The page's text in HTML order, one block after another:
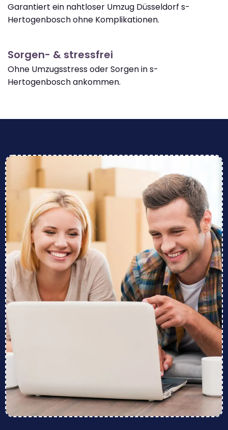
Garantiert ein nahtloser Umzug Düsseldorf s-
Hertogenbosch ohne Komplikationen.
Sorgen- & stressfrei
Ohne Umzugsstress oder Sorgen in s-
Hertogenbosch ankommen.